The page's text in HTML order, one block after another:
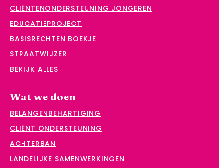
CLIËNTENONDERSTEUNING JONGEREN
EDUCATIEPROJECT
BASISRECHTEN BOEKJE
STRAATWIJZER
BEKIJK ALLES
Wat we doen
BELANGENBEHARTIGING
CLIËNT ONDERSTEUNING
ACHTERBAN
LANDELIJKE SAMENWERKINGEN